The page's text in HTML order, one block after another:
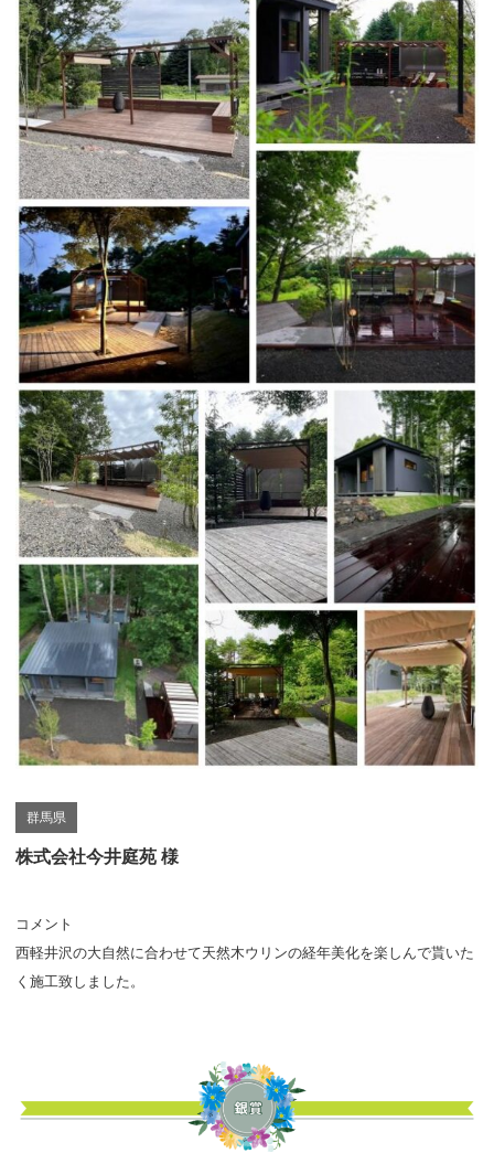
群馬県
株式会社今井庭苑 様
コメント
西軽井沢の大自然に合わせて天然木ウリンの経年美化を楽しんで貰いた
く施工致しました。